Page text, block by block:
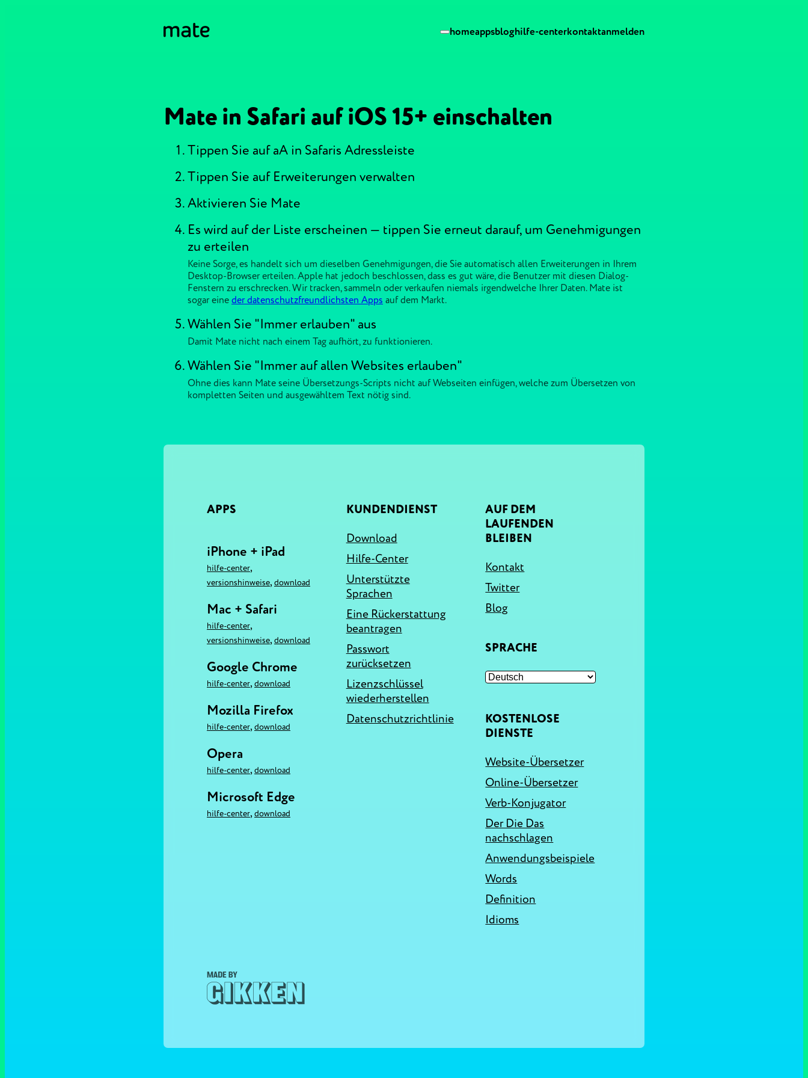
homeappsbloghilfe-centerkontaktanmelden
Mate in Safari auf iOS 15+ einschalten
Tippen Sie auf aA in Safaris Adressleiste
Tippen Sie auf Erweiterungen verwalten
Aktivieren Sie Mate
Es wird auf der Liste erscheinen — tippen Sie erneut darauf, um Genehmigungen
zu erteilen
Keine Sorge, es handelt sich um dieselben Genehmigungen, die Sie automatisch allen Erweiterungen in Ihrem
Desktop-Browser erteilen. Apple hat jedoch beschlossen, dass es gut wäre, die Benutzer mit diesen Dialog-
Fenstern zu erschrecken. Wir tracken, sammeln oder verkaufen niemals irgendwelche Ihrer Daten. Mate ist
sogar eine der datenschutzfreundlichsten Apps auf dem Markt.
Wählen Sie "Immer erlauben" aus
Damit Mate nicht nach einem Tag aufhört, zu funktionieren.
Wählen Sie "Immer auf allen Websites erlauben"
Ohne dies kann Mate seine Übersetzungs-Scripts nicht auf Webseiten einfügen, welche zum Übersetzen von
kompletten Seiten und ausgewähltem Text nötig sind.
APPS
iPhone + iPad
hilfe-center,
versionshinweise, download
Mac + Safari
hilfe-center,
versionshinweise, download
Google Chrome
hilfe-center, download
Mozilla Firefox
hilfe-center, download
Opera
hilfe-center, download
Microsoft Edge
hilfe-center, download
KUNDENDIENST
Download
Hilfe-Center
Unterstützte
Sprachen
Eine Rückerstattung
beantragen
Passwort
zurücksetzen
Lizenzschlüssel
wiederherstellen
Datenschutzrichtlinie
AUF DEM
LAUFENDEN
BLEIBEN
Kontakt
Twitter
Blog
SPRACHE
KOSTENLOSE
DIENSTE
Website-Übersetzer
Online-Übersetzer
Verb-Konjugator
Der Die Das
nachschlagen
Anwendungsbeispiele
Words
Definition
Idioms